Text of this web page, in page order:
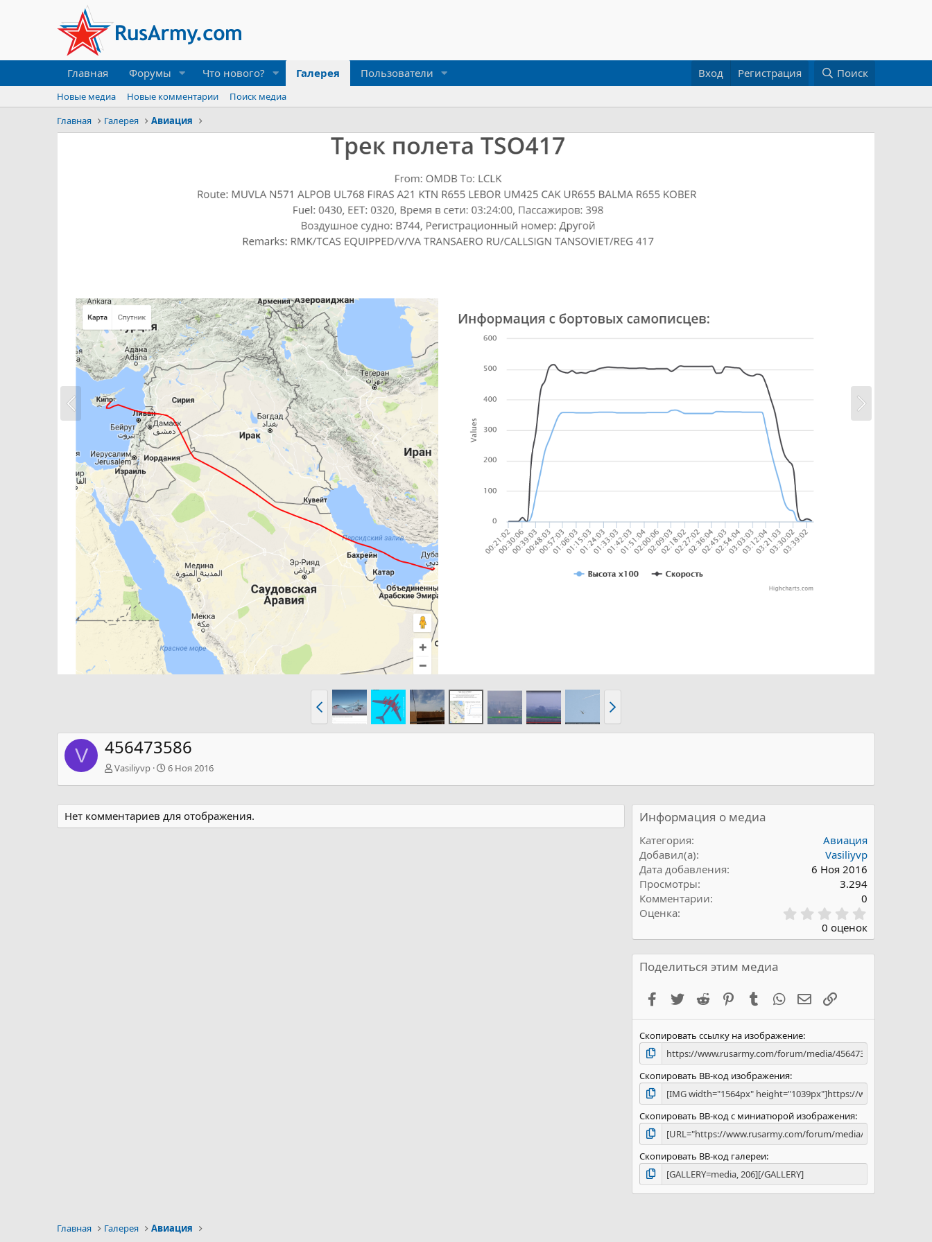
Главная Форумы Что нового? Галерея Пользователи Вход Регистрация Поиск
Новые медиа Новые комментарии
Поиск медиа
Главная
Галерея Авиация
V 456473586
Vasiliyvp 6 Ноя 2016
Нет комментариев для отображения. Информация о медиа
Категория
Авиация
Добавил(а)
Vasiliyvp
Дата добавления
6 Ноя 2016
Просмотры
3.294
Комментарии
0
Оценка
,
0
0
0 оценок
Поделиться этим медиа
Facebook
Twitter Reddit PinterestTumblr WhatsAppЭлектронная почта
Скопировать ссылку на изображение
Скопировать BB-код изображения
Скопировать BB-код с миниатюрой изображения
Скопировать BB-код галереи
Главная Галерея Авиация